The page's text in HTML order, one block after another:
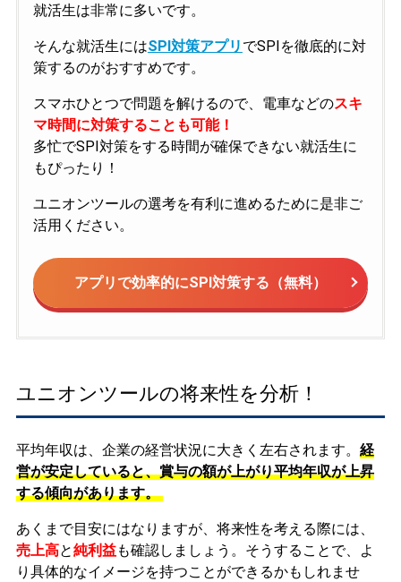
就活生は非常に多いです。
そんな就活生にはSPI対策アプリ でSPIを徹底的に対
策するのがおすすめです。
スマホひとつで問題を解けるので、電車などのスキ
マ時間に対策することも可能！
多忙でSPI対策をする時間が確保できない就活生に
もぴったり！
ユニオンツールの選考を有利に進めるために是非ご
活用ください。
アプリで効率的にSPI対策する（無料）
ユニオンツールの将来性を分析！
平均年収は、企業の経営状況に大きく左右されます。 経
営が安定していると、賞与の額が上がり平均年収が上昇
する傾向があります。
あくまで目安にはなりますが、将来性を考える際には、
売上高と純利益も確認しましょう。そうすることで、よ
り具体的なイメージを持つことができるかもしれませ